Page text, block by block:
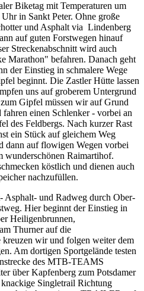
Biketag mit Temperaturen um
in Sankt Peter. Ohne große
und Asphalt via Lindenberg
auf guten Forstwegen hinauf
Streckenabschnitt wird auch
Marathon" befahren. Danach geht
der Einstieg in schmalere Wege
beginnt. Die Zastler Hütte lassen
uns auf groberem Untergrund
Gipfel müssen wir auf Grund
fahren einen Schlenker - vorbei an
des Feldbergs. Nach kurzer Rast
ein Stück auf gleichem Weg
dann auf flowigen Wegen vorbei
wunderschönen Raimartihof.
köstlich und dienen auch
nachzufüllen.
Asphalt- und Radweg durch Ober-
Hier beginnt der Einstieg in
Heiligenbrunnen,
Thurner auf die
kreuzen wir und folgen weiter dem
Am dortigen Sportgelände testen
des MTB-TEAMS
über Kapfenberg zum Potsdamer
Singletrail Richtung